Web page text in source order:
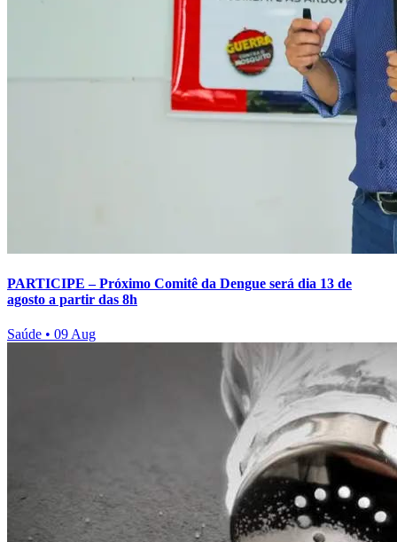
PARTICIPE – Próximo Comitê da Dengue será dia 13 de
agosto a partir das 8h
Saúde • 09 Aug